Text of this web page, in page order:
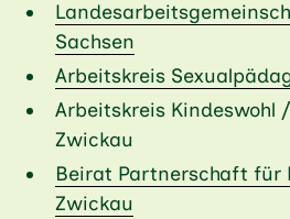
Sachsen
Arbeitskreis
Arbeitskreis Kindeswohl
Zwickau
Beirat Partnerschaft für
Zwickau